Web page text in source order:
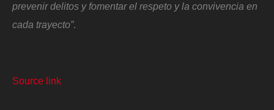
prevenir delitos y fomentar el respeto y la convivencia en
cada trayecto”.
Source link